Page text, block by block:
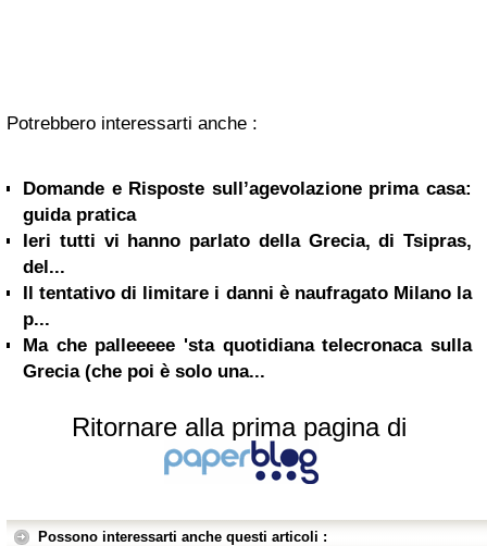
Potrebbero interessarti anche :
Domande e Risposte sull’agevolazione prima casa:
guida pratica
Ieri tutti vi hanno parlato della Grecia, di Tsipras,
del...
Il tentativo di limitare i danni è naufragato Milano la
p...
Ma che palleeeee 'sta quotidiana telecronaca sulla
Grecia (che poi è solo una...
Ritornare alla prima pagina di
Possono interessarti anche questi articoli :